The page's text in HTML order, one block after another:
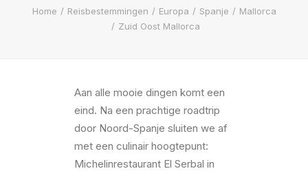
Home Reisbestemmingen Europa Spanje
Mallorca
Zuid Oost Mallorca
Aan alle mooie dingen komt een
eind. Na een prachtige roadtrip
door Noord-Spanje sluiten we af
met een culinair hoogtepunt:
Michelinrestaurant El Serbal in